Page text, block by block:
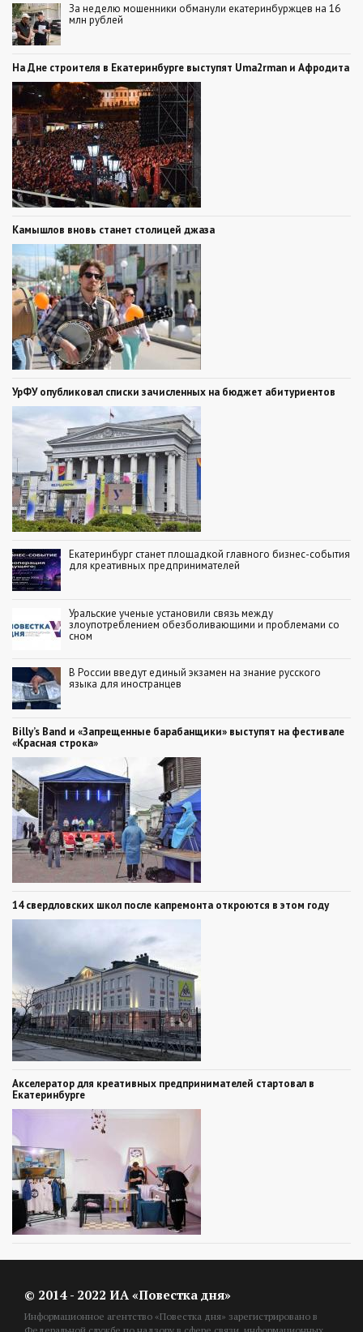
За неделю мошенники обманули екатеринбуржцев на 16
млн рублей
На Дне строителя в Екатеринбурге выступят Uma2rman и Афродита
Камышлов вновь станет столицей джаза
УрФУ опубликовал списки зачисленных на бюджет абитуриентов
Екатеринбург станет площадкой главного бизнес-события
для креативных предпринимателей
Уральские ученые установили связь между
злоупотреблением обезболивающими и проблемами со
сном
В России введут единый экзамен на знание русского
языка для иностранцев
Billy’s Band и «Запрещенные барабанщики» выступят на фестивале
«Красная строка»
14 свердловских школ после капремонта откроются в этом году
Акселератор для креативных предпринимателей стартовал в
Екатеринбурге
© 2014 - 2022 ИА «Повестка дня»
Информационное агентство «Повестка дня» зарегистрировано в